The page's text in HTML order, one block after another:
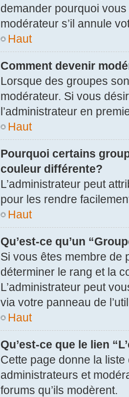
demander pourquoi
modérateur s’il annule
Haut
Comment devenir
Lorsque des groupes
modérateur. Si vous
l’administrateur en
Haut
Pourquoi certains
couleur différente?
L’administrateur peut
pour les rendre
Haut
Qu’est-ce qu’un
Si vous êtes membre de
déterminer le rang et la
L’administrateur peut
via votre panneau de
Haut
Qu’est-ce que le lien
Cette page donne la
administrateurs et
forums qu’ils modèrent.